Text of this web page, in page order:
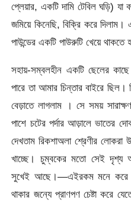
প্লেয়ার, একটি দামি টেবিল ঘড়ি)
জমিয়ে কিনেছি, বিক্রি করে
পাউন্ডের একটি পাউরুটি খেয়ে থাকতে
সহায়-সম্বলহীন একটি ছেলের
পারে তা আমার চিন্তার বাইরে
বেড়াতে লাগলাম । সে সময়
পাশে চটের পর্দার আড়ালে ভাতের
দেখতাম রিকশাঅলা শ্রেণীর লোকরা
খাচ্ছে। চুম্বকের মতো সেই
সুখেই আছে।—এইরকম মনে করে
থাকার জন্যে প্রাণপণ চেষ্টা করে